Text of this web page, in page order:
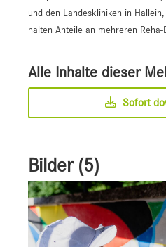
und den Landeskliniken in
halten Anteile an mehreren
Alle Inhalte dieser
Sofort
Bilder (5)